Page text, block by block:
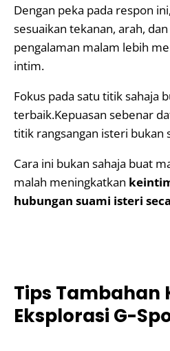
Dengan peka pada respon
sesuaikan tekanan, arah,
pengalaman malam lebih
intim.
Fokus pada satu titik sahaja
terbaik.Kepuasan sebenar
titik rangsangan isteri bukan
Cara ini bukan sahaja buat
malah meningkatkan
hubungan suami isteri
Tips Tambahan
Eksplorasi G-